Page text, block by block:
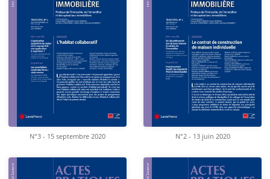
N°3 - 15 septembre 2020 N°2 - 13 juin 2020